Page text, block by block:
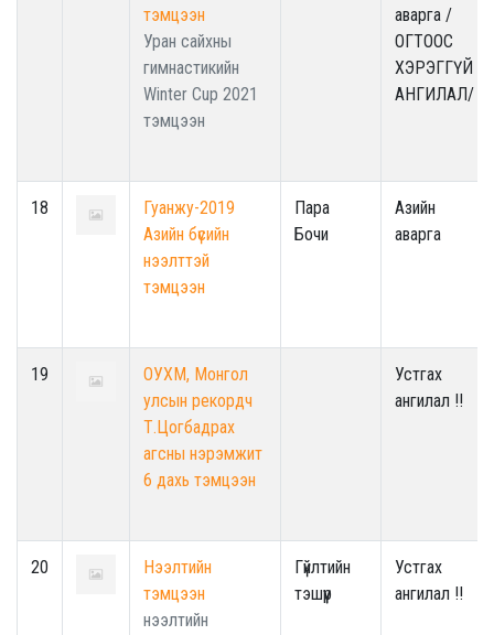
тэмцээн
Уран сайхны
гимнастикийн
Winter Cup 2021
тэмцээн
аварга /
ОГТООС
ХЭРЭГГҮЙ
АНГИЛАЛ/
18
Гуанжу-2019
Азийн бүсийн
нээлттэй
тэмцээн
Пара
Бочи
Азийн
аварга
19
ОУХМ, Монгол
улсын рекордч
Т.Цогбадрах
агсны нэрэмжит
6 дахь тэмцээн
Устгах
ангилал !!
20
Нээлтийн
тэмцээн
нээлтийн
Гүйлтийн
тэшүүр
Устгах
ангилал !!